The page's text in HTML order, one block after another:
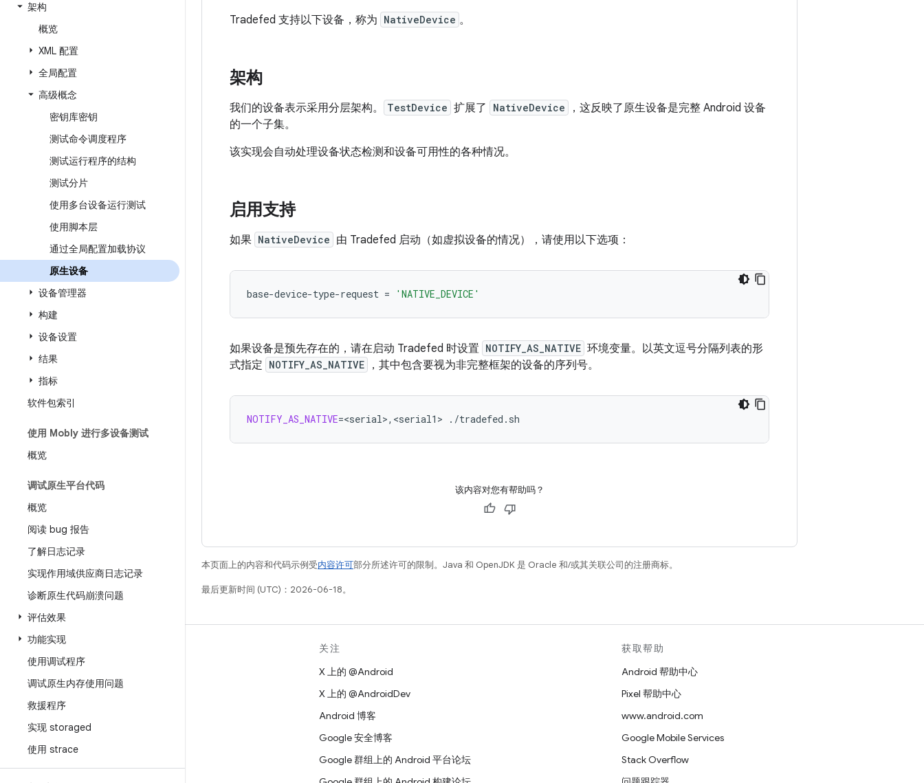
架构
概览
XML 配置
全局配置
高级概念
密钥库密钥
测试命令调度程序
测试运行程序的结构
测试分片
使用多台设备运行测试
使用脚本层
通过全局配置加载协议
原生设备
设备管理器
构建
设备设置
结果
指标
软件包索引
使用 Mobly 进行多设备测试
概览
调试原生平台代码
概览
阅读 bug 报告
了解日志记录
实现作用域供应商日志记录
诊断原生代码崩溃问题
评估效果
功能实现
使用调试程序
调试原生内存使用问题
救援程序
实现 storaged
使用 strace
Tradefed 支持以下设备，称为 NativeDevice 。
架构
我们的设备表示采用分层架构。 TestDevice 扩展了 NativeDevice
，这反映了原生设备是完整 Android 设备
的一个子集。
该实现会自动处理设备状态检测和设备可用性的各种情况。
启用支持
如果 NativeDevice 由 Tradefed 启动（如虚拟设备的情况），请使用以下选项：
base-device-type-request = 'NATIVE_DEVICE'
如果设备是预先存在的，请在启动 Tradefed 时设置 NOTIFY_AS_NATIVE 环境变量。以英文逗号分隔列表的形
式指定 NOTIFY_AS_NATIVE ，其中包含要视为非完整框架的设备的序列号。
NOTIFY_AS_NATIVE=<serial>,<serial1>
该内容对您有帮助吗？
本页面上的内容和代码示例受内容许可部分所述许可的限制。Java 和 OpenJDK 是 Oracle 和/或其关联公司的注册商标。
最后更新时间 (UTC)：2026-06-18。
构建
关注
X 上的 @Android
X 上的 @AndroidDev
Android 博客
Google 安全博客
Google 群组上的 Android 平台论坛
获取帮助
Android 帮助中心
Pixel 帮助中心
www.android.com
Google Mobile Services
Stack Overflow